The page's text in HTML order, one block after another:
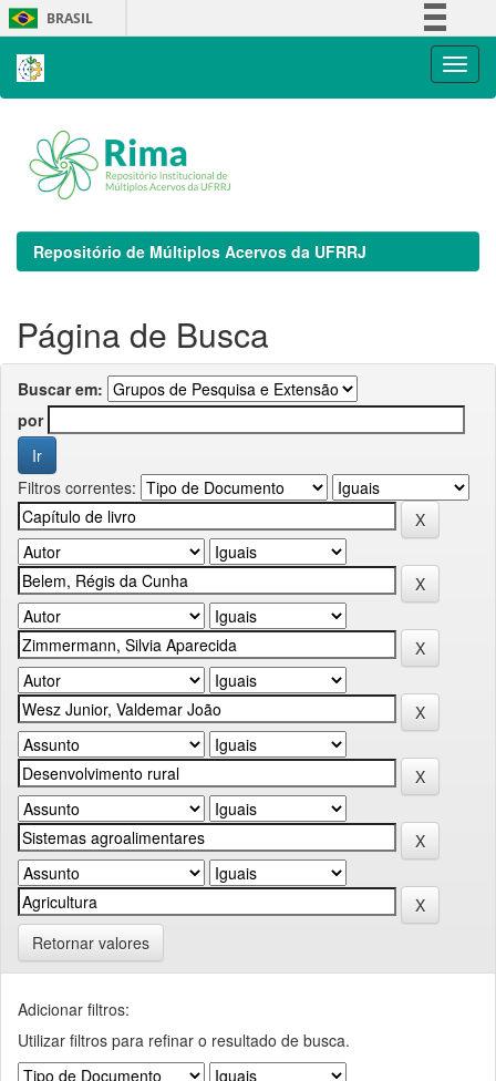
Skip
navigation
BRASIL
Repositório de Múltiplos Acervos da UFRRJ
Página de Busca
Buscar em:
por
Filtros correntes:
Retornar valores
Adicionar filtros:
Utilizar filtros para refinar o resultado de busca.